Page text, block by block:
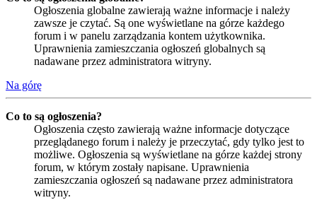
Ogłoszenia globalne zawierają ważne informacje i należy
zawsze je czytać. Są one wyświetlane na górze każdego
forum i w panelu zarządzania kontem użytkownika.
Uprawnienia zamieszczania ogłoszeń globalnych są
nadawane przez administratora witryny.
Na górę
Co to są ogłoszenia?
Ogłoszenia często zawierają ważne informacje dotyczące
przeglądanego forum i należy je przeczytać, gdy tylko jest to
możliwe. Ogłoszenia są wyświetlane na górze każdej strony
forum, w którym zostały napisane. Uprawnienia
zamieszczania ogłoszeń są nadawane przez administratora
witryny.